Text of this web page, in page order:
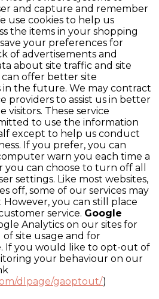
and capture and remember
use cookies to help us
the items in your shopping
your preferences for
of advertisements and
about site traffic and site
offer better site
in the future. We may contract
providers to assist us in better
These service
to use the information
except to help us conduct
If you prefer, you can
warn you each time a
you can choose to turn off all
settings. Like most websites,
off, some of our services may
you can still place
service. Google
Analytics on our sites for
site usage and for
If you would like to opt-out of
your behaviour on our
dlpage/gaoptout/)